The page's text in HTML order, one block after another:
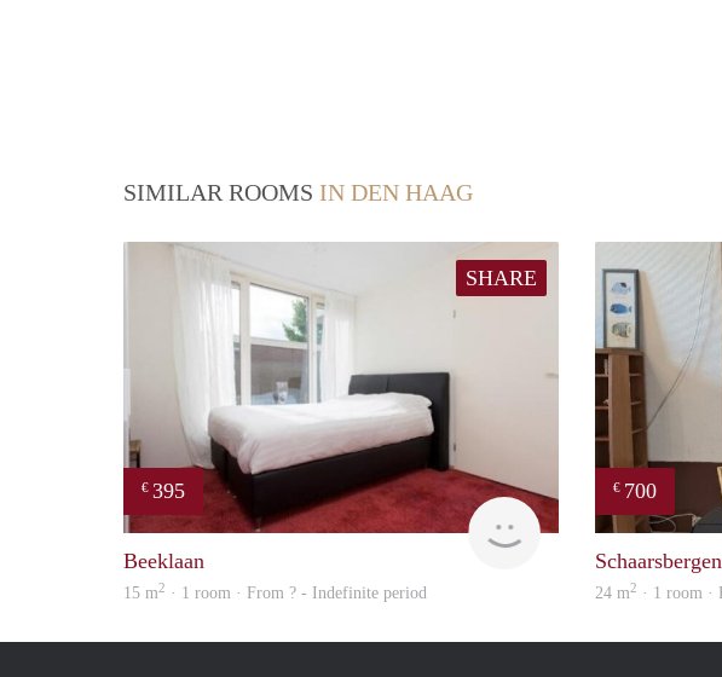
SIMILAR ROOMS IN DEN HAAG
SHARE
€ 395
finder
Beeklaan
15 m2 · 1 room · From ? - Indefinite period
€ 700
24 m2 · 1 room